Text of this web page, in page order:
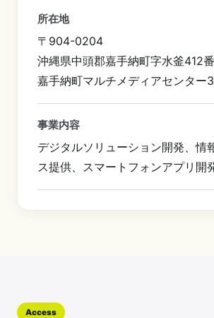
所在地
〒904-0204
沖縄県中頭郡嘉手納町字水釜412
嘉手納町マルチメディアセンター
事業内容
デジタルソリューション開発、情
ス提供、スマートフォンアプリ開
Access